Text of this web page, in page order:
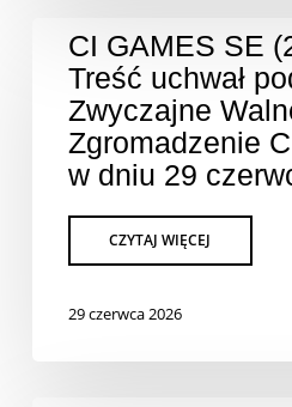
CI GAMES SE
Treść uchwał
Zwyczajne
Zgromadzenie
w dniu 29
29 czerwca 2026